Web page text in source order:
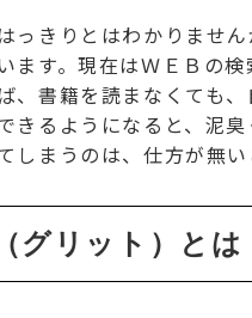
っきりとはわかりませ
ます。現在はＷＥＢの
、書籍を読まなくても
きるようになると、泥
しまうのは、仕方が無い
グリット）とは